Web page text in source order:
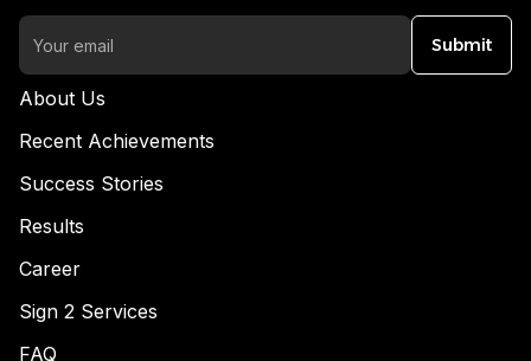
Submit
About Us
Recent Achievements
Success Stories
Results
Career
Sign 2 Services
FAQ